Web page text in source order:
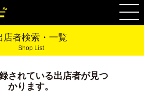
店者検索・一覧
Shop List
されている出店者が見つ
かります。